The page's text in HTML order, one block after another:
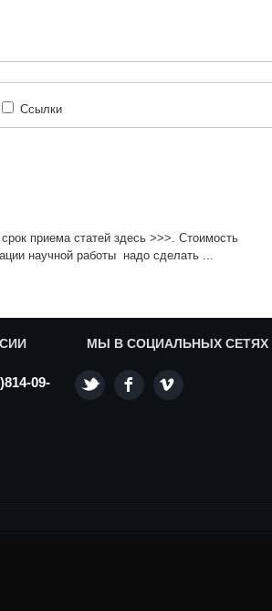
Ссылки
приема статей здесь >>>. Стоимость
научной работы надо сделать ...
09-
МЫ В СОЦИАЛЬНЫХ СЕТЯХ